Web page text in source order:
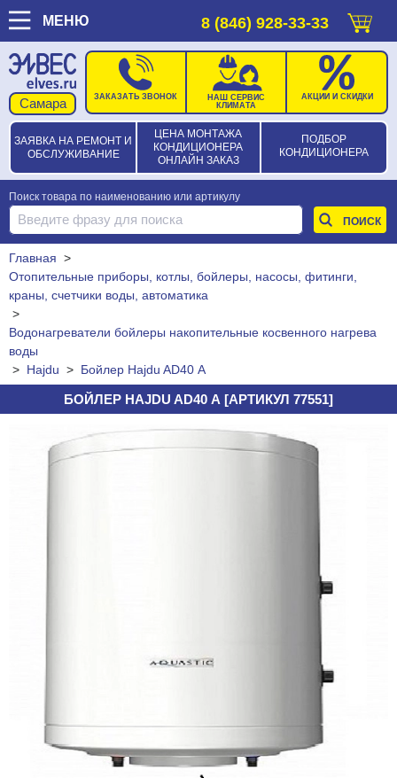
МЕНЮ 8 (846) 928-33-33
ЗАЯВКА НА РЕМОНТ И
ОБСЛУЖИВАНИЕ
ЦЕНА МОНТАЖА
КОНДИЦИОНЕРА
ОНЛАЙН ЗАКАЗ
ПОДБОР
КОНДИЦИОНЕРА
ЗАКАЗАТЬ ЗВОНОК
НАШ СЕРВИС
КЛИМАТА
АКЦИИ И СКИДКИ
Поиск товара по наименованию или артикулу
Главная >
Отопительные приборы, котлы, бойлеры, насосы, фитинги,
краны, счетчики воды, автоматика
>
Водонагреватели бойлеры накопительные косвенного нагрева
воды
> Hajdu > Бойлер Hajdu AD40 А
БОЙЛЕР HAJDU AD40 А [АРТИКУЛ 77551]